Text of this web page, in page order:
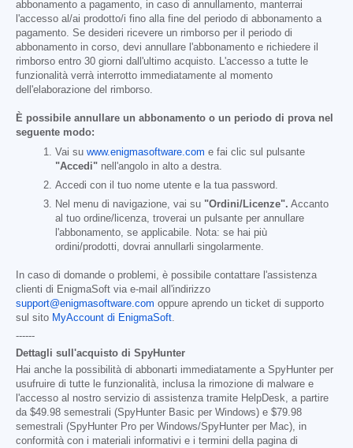
abbonamento a pagamento, in caso di annullamento, manterrai
l'accesso al/ai prodotto/i fino alla fine del periodo di abbonamento a
pagamento. Se desideri ricevere un rimborso per il periodo di
abbonamento in corso, devi annullare l'abbonamento e richiedere il
rimborso entro 30 giorni dall'ultimo acquisto. L'accesso a tutte le
funzionalità verrà interrotto immediatamente al momento
dell'elaborazione del rimborso.
È possibile annullare un abbonamento o un periodo di prova nel
seguente modo:
Vai su www.enigmasoftware.com e fai clic sul pulsante
"Accedi" nell'angolo in alto a destra.
Accedi con il tuo nome utente e la tua password.
Nel menu di navigazione, vai su "Ordini/Licenze". Accanto
al tuo ordine/licenza, troverai un pulsante per annullare
l'abbonamento, se applicabile. Nota: se hai più
ordini/prodotti, dovrai annullarli singolarmente.
In caso di domande o problemi, è possibile contattare l'assistenza
clienti di EnigmaSoft via e-mail all'indirizzo
support@enigmasoftware.com oppure aprendo un ticket di supporto
sul sito MyAccount di EnigmaSoft.
------
Dettagli sull'acquisto di SpyHunter
Hai anche la possibilità di abbonarti immediatamente a SpyHunter per
usufruire di tutte le funzionalità, inclusa la rimozione di malware e
l'accesso al nostro servizio di assistenza tramite HelpDesk, a partire
da $49.98 semestrali (SpyHunter Basic per Windows) e $79.98
semestrali (SpyHunter Pro per Windows/SpyHunter per Mac), in
conformità con i materiali informativi e i termini della pagina di